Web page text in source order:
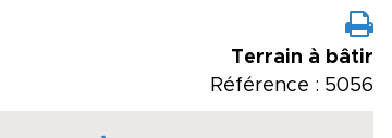
Terrain à bâtir
Référence : 5056